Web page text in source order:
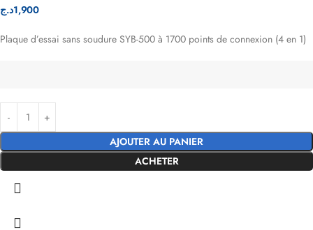
1,900د.ج
Plaque d’essai sans soudure SYB-500 à 1700 points de connexion (4 en 1)
AJOUTER AU PANIER
ACHETER